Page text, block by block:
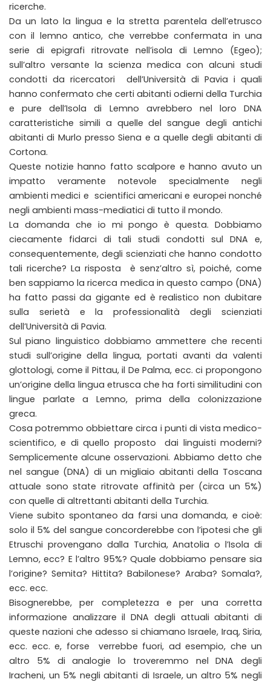
ricerche.
Da un lato la lingua e la stretta parentela dell’etrusco
con il lemno antico, che verrebbe confermata in una
serie di epigrafi ritrovate nell’isola di Lemno (Egeo);
sull’altro versante la scienza medica con alcuni studi
condotti da ricercatori dell’Università di Pavia i quali
hanno confermato che certi abitanti odierni della Turchia
e pure dell’Isola di Lemno avrebbero nel loro DNA
caratteristiche simili a quelle del sangue degli antichi
abitanti di Murlo presso Siena e a quelle degli abitanti di
Cortona.
Queste notizie hanno fatto scalpore e hanno avuto un
impatto veramente notevole specialmente negli
ambienti medici e scientifici americani e europei nonché
negli ambienti mass-mediatici di tutto il mondo.
La domanda che io mi pongo è questa. Dobbiamo
ciecamente fidarci di tali studi condotti sul DNA e,
consequentemente, degli scienziati che hanno condotto
tali ricerche? La risposta è senz’altro sì, poiché, come
ben sappiamo la ricerca medica in questo campo (DNA)
ha fatto passi da gigante ed è realistico non dubitare
sulla serietà e la professionalità degli scienziati
dell’Università di Pavia.
Sul piano linguistico dobbiamo ammettere che recenti
studi sull’origine della lingua, portati avanti da valenti
glottologi, come il Pittau, il De Palma, ecc. ci propongono
un’origine della lingua etrusca che ha forti similitudini con
lingue parlate a Lemno, prima della colonizzazione
greca.
Cosa potremmo obbiettare circa i punti di vista medico-
scientifico, e di quello proposto dai linguisti moderni?
Semplicemente alcune osservazioni. Abbiamo detto che
nel sangue (DNA) di un migliaio abitanti della Toscana
attuale sono state ritrovate affinità per (circa un 5%)
con quelle di altrettanti abitanti della Turchia.
Viene subito spontaneo da farsi una domanda, e cioè:
solo il 5% del sangue concorderebbe con l’ipotesi che gli
Etruschi provengano dalla Turchia, Anatolia o l’Isola di
Lemno, ecc? E l’altro 95%? Quale dobbiamo pensare sia
l’origine? Semita? Hittita? Babilonese? Araba? Somala?,
ecc. ecc.
Bisognerebbe, per completezza e per una corretta
informazione analizzare il DNA degli attuali abitanti di
queste nazioni che adesso si chiamano Israele, Iraq, Siria,
ecc. ecc. e, forse verrebbe fuori, ad esempio, che un
altro 5% di analogie lo troveremmo nel DNA degli
Iracheni, un 5% negli abitanti di Israele, un altro 5% negli